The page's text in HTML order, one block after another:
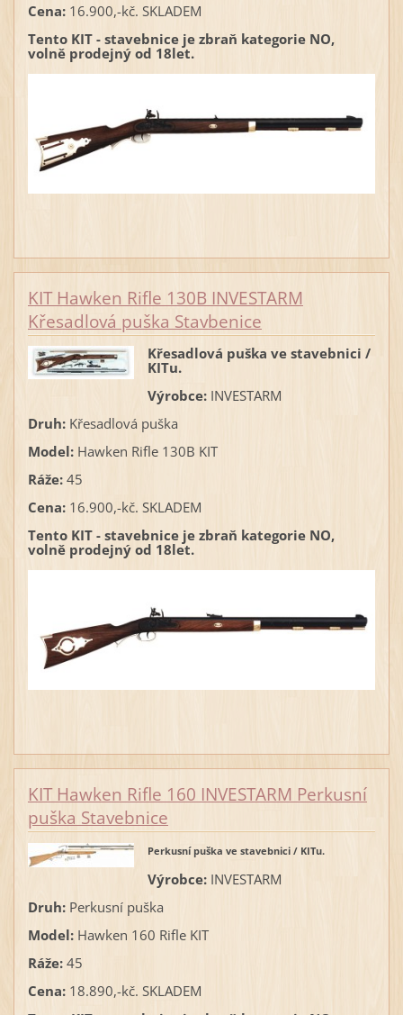
Cena: 16.900,-kč. SKLADEM
Tento KIT - stavebnice je zbraň kategorie NO,
volně prodejný od 18let.
KIT Hawken Rifle 130B INVESTARM
Křesadlová puška Stavbenice
Křesadlová puška ve stavebnici /
KITu.
Výrobce:INVESTARM
Druh:Křesadlová puška
Model: Hawken Rifle 130B KIT
Ráže:45
Cena:16.900,-kč. SKLADEM
Tento KIT - stavebnice je zbraň kategorie NO,
volně prodejný od 18let.
KIT Hawken Rifle 160 INVESTARM Perkusní
puška Stavebnice
Perkusní puška ve stavebnici / KITu.
Výrobce:INVESTARM
Druh:Perkusní puška
Model: Hawken 160 Rifle KIT
Ráže:45
Cena: 18.890,-kč. SKLADEM